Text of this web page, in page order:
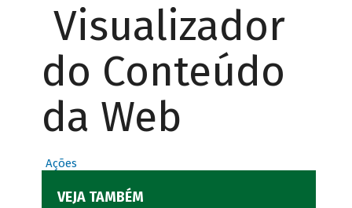
Visualizador
do Conteúdo
da Web
Ações
VEJA TAMBÉM